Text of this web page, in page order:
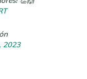
2023